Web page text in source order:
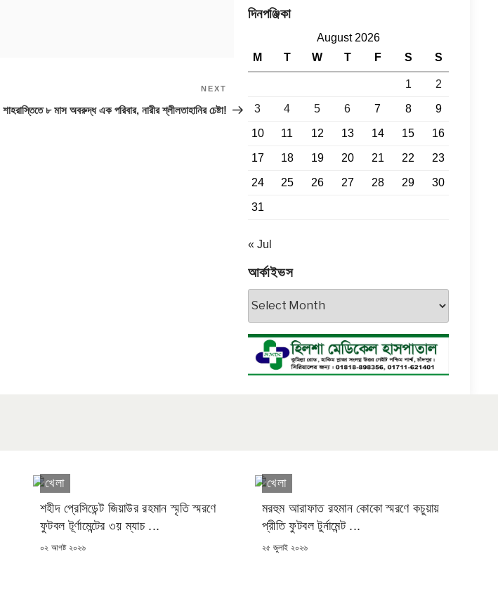
Post
NEXT
শাহরাস্তিতে ৮ মাস অবরুদ্ধ এক পরিবার, নারীর শ্লীলতাহানির চেষ্টা!
দিনপঞ্জিকা
August 2026
M
T W T F S S
1 2
3 4 5 6 7 8 9
10 11 12 13 14 15 16
17 18 19 20 21 22 23
24 25 26 27 28 29 30
31
« Jul
আর্কাইভস
খেলা
শহীদ প্রেসিডেন্ট জিয়াউর রহমান স্মৃতি স্মরণে
ফুটবল টূর্ণামেন্টের ৩য় ম্যাচ ...
POSTED
০২ আগষ্ট ২০২৬
খেলা
মরহুম আরাফাত রহমান কোকো স্মরণে কচুয়ায়
প্রীতি ফুটবল টুর্নামেন্ট ...
POSTED
২৫ জুলাই ২০২৬